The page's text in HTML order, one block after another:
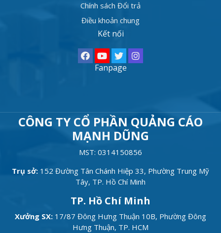
Chính sách Đổi trả
Điều khoản chung
Kết nối
Fanpage
CÔNG TY CỔ PHẦN QUẢNG CÁO
MẠNH DŨNG
MST: 0314150856
Trụ sở: 152 Đường Tân Chánh Hiệp 33, Phường Trung Mỹ
Tây, TP. Hồ Chí Minh
TP. Hồ Chí Minh
Xưởng SX: 17/87 Đông Hưng Thuận 10B, Phường Đông
Hưng Thuận, TP. HCM